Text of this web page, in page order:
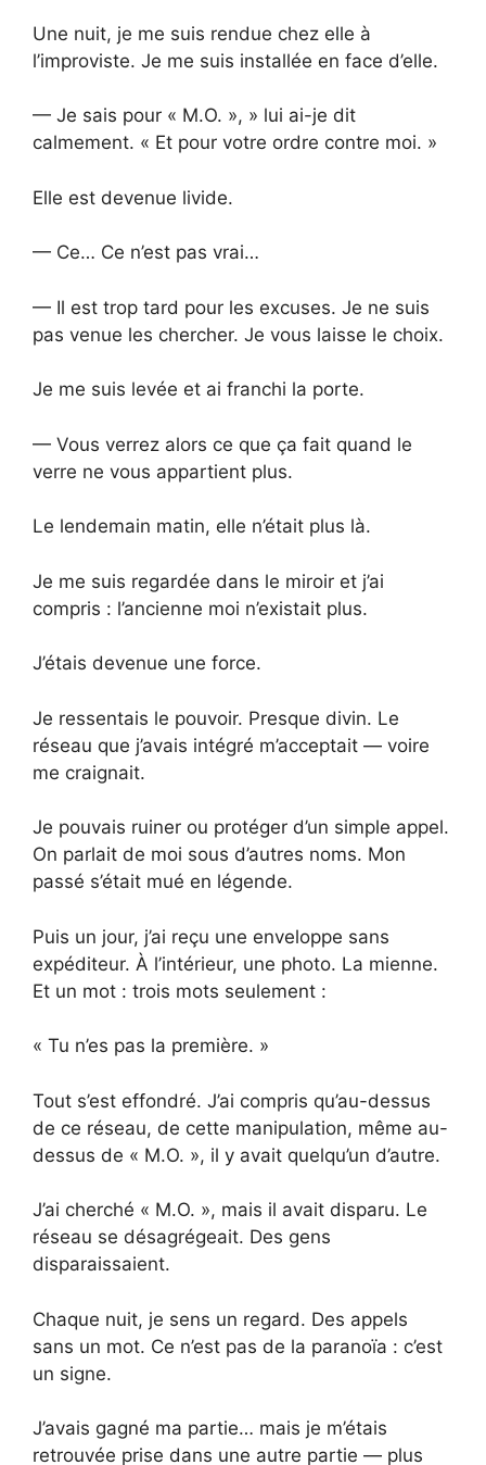
Une nuit, je me suis rendue chez elle à
l’improviste. Je me suis installée en face d’elle.
— Je sais pour « M.O. », » lui ai-je dit
calmement. « Et pour votre ordre contre moi. »
Elle est devenue livide.
— Ce… Ce n’est pas vrai…
— Il est trop tard pour les excuses. Je ne suis
pas venue les chercher. Je vous laisse le choix.
Je me suis levée et ai franchi la porte.
— Vous verrez alors ce que ça fait quand le
verre ne vous appartient plus.
Le lendemain matin, elle n’était plus là.
Je me suis regardée dans le miroir et j’ai
compris : l’ancienne moi n’existait plus.
J’étais devenue une force.
Je ressentais le pouvoir. Presque divin. Le
réseau que j’avais intégré m’acceptait — voire
me craignait.
Je pouvais ruiner ou protéger d’un simple appel.
On parlait de moi sous d’autres noms. Mon
passé s’était mué en légende.
Puis un jour, j’ai reçu une enveloppe sans
expéditeur. À l’intérieur, une photo. La mienne.
Et un mot : trois mots seulement :
« Tu n’es pas la première. »
Tout s’est effondré. J’ai compris qu’au-dessus
de ce réseau, de cette manipulation, même au-
dessus de « M.O. », il y avait quelqu’un d’autre.
J’ai cherché « M.O. », mais il avait disparu. Le
réseau se désagrégeait. Des gens
disparaissaient.
Chaque nuit, je sens un regard. Des appels
sans un mot. Ce n’est pas de la paranoïa : c’est
un signe.
J’avais gagné ma partie… mais je m’étais
retrouvée prise dans une autre partie — plus